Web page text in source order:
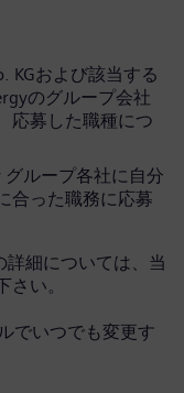
KGおよび該当する
のグループ会社
応募した職種につ
グループ各社に自分
合った職務に応募
細については、当
さい。
でいつでも変更す